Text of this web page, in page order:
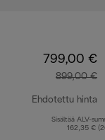
799,00 €
899,00 €
Ehdotettu hinta
Sisältää ALV-
162,35 €